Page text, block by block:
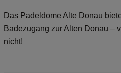
Das Padeldome Alte Donau
Badezugang zur Alten Donau –
nicht!